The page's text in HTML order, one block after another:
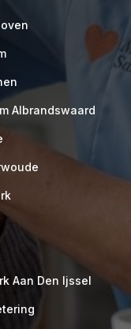
Albrandswaard
Aan Den Ijssel